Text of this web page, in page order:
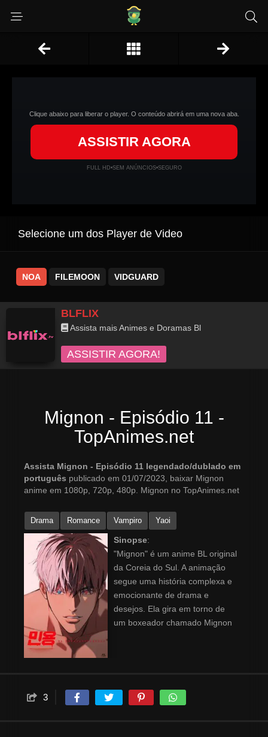
Clique abaixo para liberar o player. O conteúdo abrirá em uma nova aba.
ASSISTIR AGORA
FULL HD•SEM ANÚNCIOS•SEGURO
Selecione um dos Player de Video
NOA FILEMOON VIDGUARD
BLFLIX
Assista mais Animes e Doramas Bl
ASSISTIR AGORA!
Mignon - Episódio 11 -
TopAnimes.net
Assista Mignon - Episódio 11 legendado/dublado em
português publicado em 01/07/2023, baixar Mignon
anime em 1080p, 720p, 480p. Mignon no TopAnimes.net
Drama Romance Vampiro Yaoi
Sinopse:
"Mignon" é um anime BL original
da Coreia do Sul. A animação
segue uma história complexa e
emocionante de drama e
desejos. Ela gira em torno de
um boxeador chamado Mignon
relacionamento agressivo e
romântico.
3